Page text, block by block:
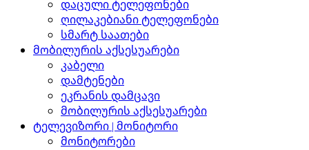
დაცული ტელეფონები
ღილაკებიანი ტელეფონები
სმარტ საათები
მობილურის აქსესუარები
კაბელი
დამტენები
ეკრანის დამცავი
მობილურის აქსესუარები
ტელევიზორი | მონიტორი
მონიტორები